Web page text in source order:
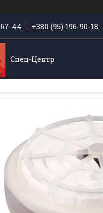
44 +380 (95) 196-90-18
Спец-Центр